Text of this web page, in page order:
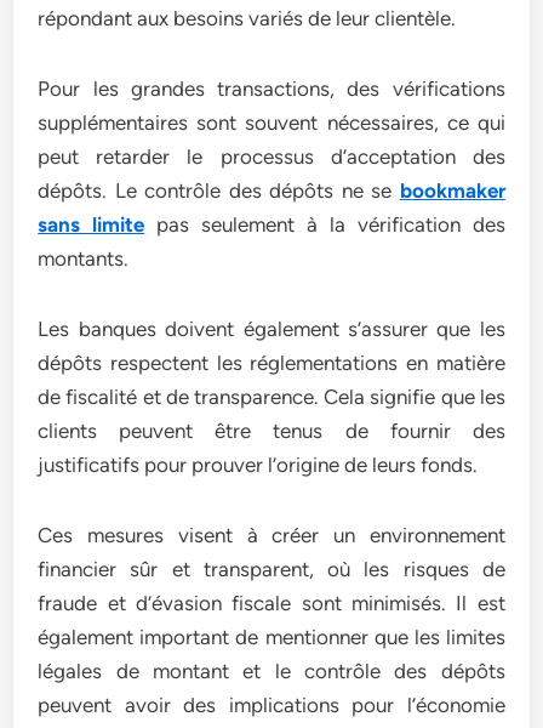
répondant aux besoins variés de leur clientèle.
Pour les grandes transactions, des vérifications
supplémentaires sont souvent nécessaires, ce qui
peut retarder le processus d’acceptation des
dépôts. Le contrôle des dépôts ne se bookmaker
sans limite pas seulement à la vérification des
montants.
Les banques doivent également s’assurer que les
dépôts respectent les réglementations en matière
de fiscalité et de transparence. Cela signifie que les
clients peuvent être tenus de fournir des
justificatifs pour prouver l’origine de leurs fonds.
Ces mesures visent à créer un environnement
financier sûr et transparent, où les risques de
fraude et d’évasion fiscale sont minimisés. Il est
également important de mentionner que les limites
légales de montant et le contrôle des dépôts
peuvent avoir des implications pour l’économie